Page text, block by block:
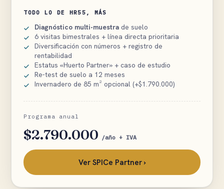
TODO LO DE HR55, MÁS
Diagnóstico multi-muestra de suelo
6 visitas bimestrales + línea directa prioritaria
Diversificación con números + registro de
rentabilidad
Estatus «Huerto Partner» + caso de estudio
Re-test de suelo a 12 meses
Invernadero de 85 m² opcional (+$1.790.000)
Programa anual
$2.790.000 /año + IVA
Ver SPICe Partner ›